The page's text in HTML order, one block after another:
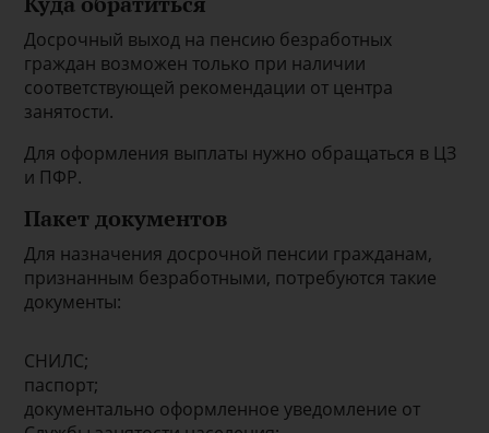
Досрочный выход на пенсию безработных
граждан возможен только при наличии
соответствующей рекомендации от центра
занятости.
Для оформления выплаты нужно обращаться в ЦЗ
и ПФР.
Пакет документов
Для назначения досрочной пенсии гражданам,
признанным безработными, потребуются такие
документы:
СНИЛС;
паспорт;
документально оформленное уведомление от